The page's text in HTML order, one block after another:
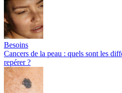
Besoins
Cancers de la peau : quels sont les
repérer ?